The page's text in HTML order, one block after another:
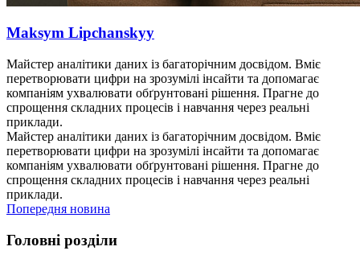
Maksym Lipchanskyy
Майстер аналітики даних із багаторічним досвідом. Вміє
перетворювати цифри на зрозумілі інсайти та допомагає
компаніям ухвалювати обґрунтовані рішення. Прагне до
спрощення складних процесів і навчання через реальні
приклади.
Майстер аналітики даних із багаторічним досвідом. Вміє
перетворювати цифри на зрозумілі інсайти та допомагає
компаніям ухвалювати обґрунтовані рішення. Прагне до
спрощення складних процесів і навчання через реальні
приклади.
Попередня новина
Головні розділи